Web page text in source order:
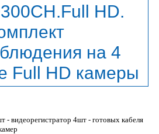
HD.
на 4
Full HD камеры
видеорегистратор 4шт - готовых кабеля